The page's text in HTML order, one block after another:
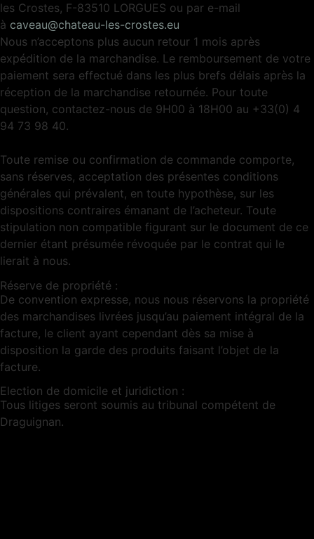
les Crostes, F-83510 LORGUES ou par e-mail
à caveau@chateau-les-crostes.eu
Nous n’acceptons plus aucun retour 1 mois après
expédition de la marchandise. Le remboursement de votre
paiement sera effectué dans les plus brefs délais après la
réception de la marchandise retournée. Pour toute
question, contactez-nous de 9H00 à 18H00 au +33(0) 4
94 73 98 40.
Toute remise ou confirmation de commande comporte,
sans réserves, acceptation des présentes conditions
générales qui prévalent, en toute hypothèse, sur les
dispositions contraires émanant de l’acheteur. Toute
stipulation non compatible figurant sur le document de ce
dernier étant présumée révoquée par le contrat qui le
lierait à nous.
Réserve de propriété :
De convention expresse, nous nous réservons la propriété
des marchandises livrées jusqu’au paiement intégral de la
facture, le client ayant cependant dès sa mise à
disposition la garde des produits faisant l’objet de la
facture.
Election de domicile et juridiction :
Tous litiges seront soumis au tribunal compétent de
Draguignan.